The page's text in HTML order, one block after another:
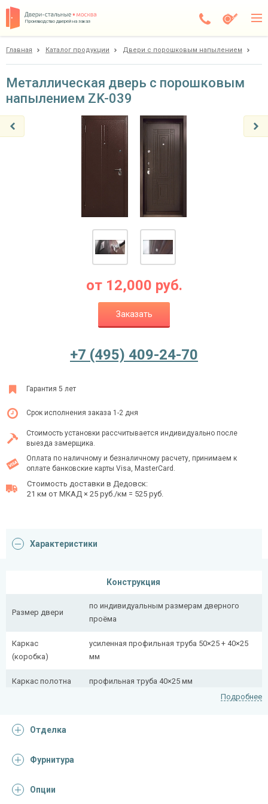
Производство дверей на заказ
Доставка
Установка
Ежедневно с 08:00 до 24:00
+7 (495) 409-24-70
Дедовск
Главная Каталог продукции Двери с порошковым напылением
Металлическая дверь с порошковым
напылением ZK-039
от 12,000 руб.
Заказать
+7 (495) 409-24-70
Гарантия 5 лет
Срок исполнения заказа 1-2 дня
Стоимость установки рассчитывается индивидуально после
выезда замерщика.
Оплата по наличному и безналичному расчету, принимаем к
оплате банковские карты Visa, MasterCard.
Стоимость доставки в Дедовск:
21 км от МКАД × 25 руб./км = 525 руб.
Характеристики
Конструкция
Размер двери
по индивидуальным размерам дверного
проёма
Каркас
(коробка)
усиленная профильная труба 50×25 + 40×25
мм
Каркас полотна профильная труба 40×25 мм
Притворная
Ребра жесткости
Подробнее
Отделка
Фурнитура
Опции